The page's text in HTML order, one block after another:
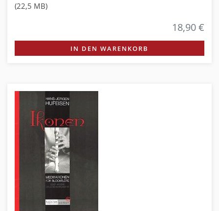
(22,5 MB)
18,90 €
IN DEN WARENKORB